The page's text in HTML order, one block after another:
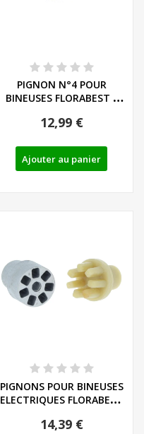
PIGNON N°4 POUR
BINEUSES FLORABEST -
12,99 €
Ajouter au panier
PIGNONS POUR BINEUSES
ELECTRIQUES FLORABEST
14,39 €